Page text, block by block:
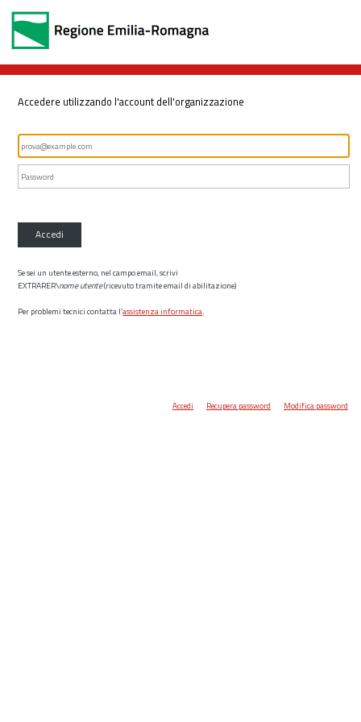
Accedere utilizzando l'account dell'organizzazione
Accedi
Se sei un utente esterno, nel campo email, scrivi
EXTRARER\nome utente(ricevuto tramite email di abilitazione)
Per problemi tecnici contatta l’assistenza informatica.
Accedi Recupera password Modifica password